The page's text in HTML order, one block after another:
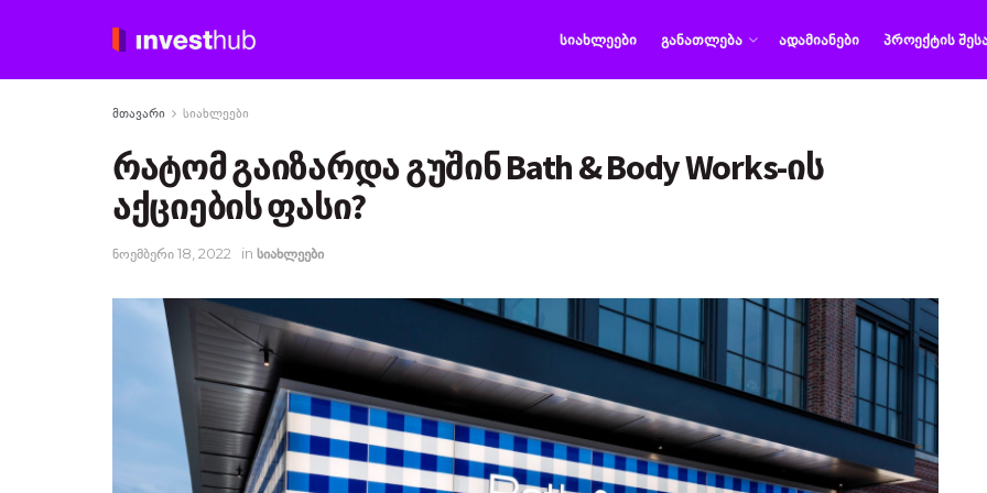
ᲡᲘᲐᲮᲚᲔᲔᲑᲘ ᲒᲐᲜᲐᲗᲚᲔᲑᲐ ᲐᲓᲐᲛᲘᲐᲜᲔᲑᲘ ᲞᲠᲝᲔᲥᲢᲘᲡ
მთავარი სიახლეები
რატომ გაიზარდა გუშინ Bath & Body Works-ის
აქციების ფასი?
ნოემბერი 18, 2022 in სიახლეები